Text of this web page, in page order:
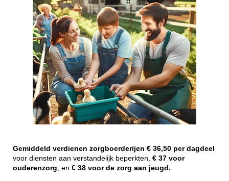
Gemiddeld verdienen zorgboerderijen € 36,50 per dagdeel
voor diensten aan verstandelijk beperkten, € 37 voor
ouderenzorg , en € 38 voor de zorg aan jeugd.